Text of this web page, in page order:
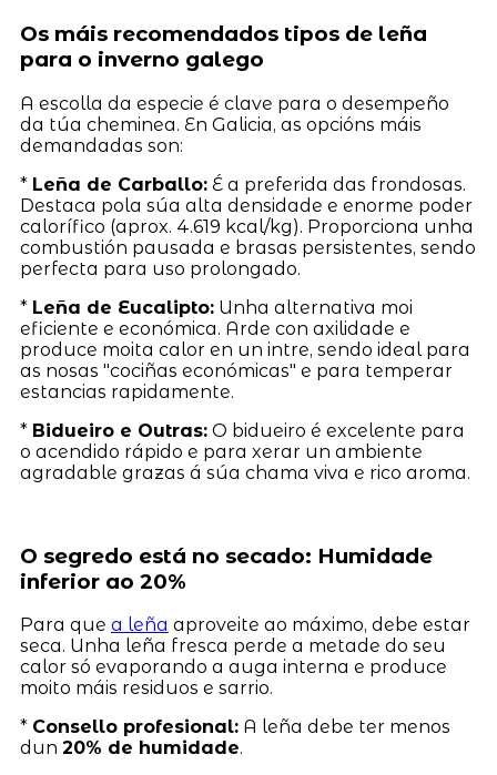
Os máis recomendados tipos de leña
para o inverno galego
A escolla da especie é clave para o desempeño
da túa cheminea. En Galicia, as opcións máis
demandadas son:
* Leña de Carballo:É a preferida das frondosas.
Destaca pola súa alta densidade e enorme poder
calorífico (aprox. 4.619 kcal/kg). Proporciona unha
combustión pausada e brasas persistentes, sendo
perfecta para uso prolongado.
* Leña de Eucalipto:Unha alternativa moi
eficiente e económica. Arde con axilidade e
produce moita calor en un intre, sendo ideal para
as nosas "cociñas económicas" e para temperar
estancias rapidamente.
* Bidueiro e Outras:O bidueiro é excelente para
o acendido rápido e para xerar un ambiente
agradable grazas á súa chama viva e rico aroma.
O segredo está no secado: Humidade
inferior ao 20%
Para que a leña aproveite ao máximo, debe estar
seca. Unha leña fresca perde a metade do seu
calor só evaporando a auga interna e produce
moito máis residuos e sarrio.
* Consello profesional:A leña debe ter menos
dun 20% de humidade.